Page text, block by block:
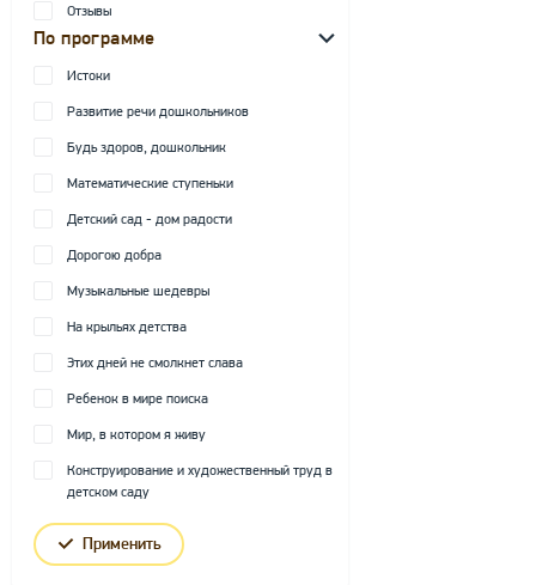
Отзывы
По программе
Истоки
Развитие речи дошкольников
Будь здоров, дошкольник
Математические ступеньки
Детский сад - дом радости
Дорогою добра
Музыкальные шедевры
На крыльях детства
Этих дней не смолкнет слава
Ребенок в мире поиска
Мир, в котором я живу
Конструирование и художественный труд в
детском саду
Применить